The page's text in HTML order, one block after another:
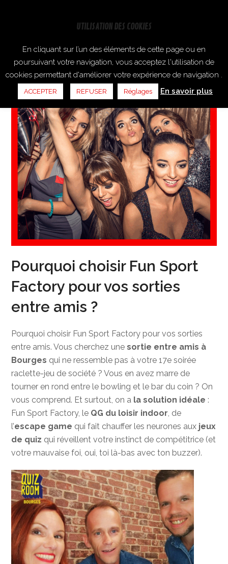
Pourquoi choisir Fun Sport
Factory pour vos sorties
entre amis ?
Pourquoi choisir Fun Sport Factory pour vos sorties
entre amis. Vous cherchez unesortie entre amis à
Bourges qui ne ressemble pas à votre 17e soirée
raclette-jeu de société ? Vous en avez marre de
tourner en rond entre le bowling et le bar du coin ? On
vous comprend. Et surtout, on a la solution idéale :
Fun Sport Factory, le QG du loisir indoor, de
l’escape game qui fait chauffer les neurones aux jeux
de quiz qui réveillent votre instinct de compétitrice (et
votre mauvaise foi, oui, toi là-bas avec ton buzzer).
UTILISATION DES COOKIES
En cliquant sur l’un des éléments de cette page ou en
poursuivant votre navigation, vous acceptez l'utilisation de
cookies permettant d'améliorer votre expérience de navigation .
ACCEPTER REFUSER Réglages En savoir plus